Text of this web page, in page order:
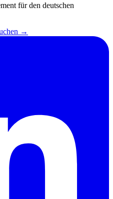
für den deutschen
→